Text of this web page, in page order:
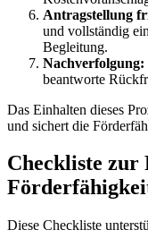
Antragstellung
und vollständig
Begleitung.
Nachverfolgung:
beantworte
Das Einhalten dieses
und sichert die
Checkliste zur
Diese Checkliste